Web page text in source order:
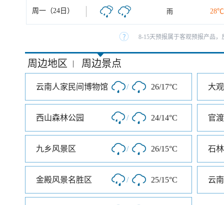
周一（24日） 雨 28℃
8-15天预报属于客观预报产品
周边地区 | 周边景点
云南人家民间博物馆 / 26/17°C 大
西山森林公园 / 24/14°C 官
九乡风景区 / 26/15°C 石
金殿风景名胜区 / 25/15°C 云